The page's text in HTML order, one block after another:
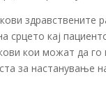
здравствените
срцето кај
кои можат да
за настанување